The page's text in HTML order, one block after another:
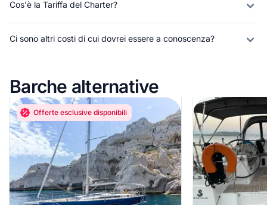
Cos'è la Tariffa del Charter?
Ci sono altri costi di cui dovrei essere a conoscenza?
Barche alternative
Offerte esclusive disponibili